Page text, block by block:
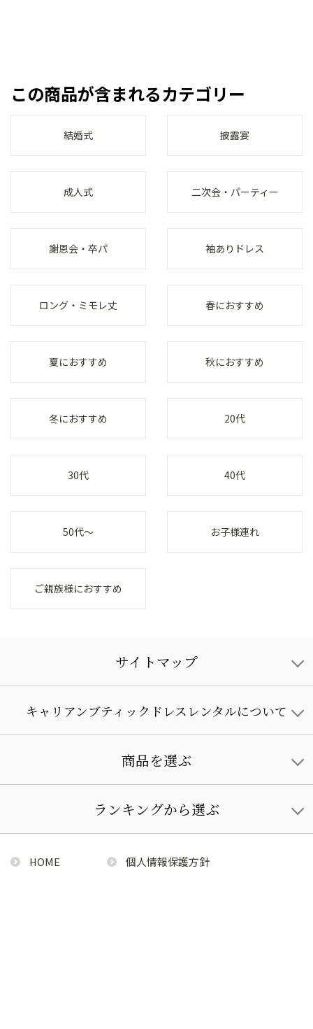
この商品が含まれるカテゴリー
結婚式 披露宴
成人式 二次会・パーティー
謝恩会・卒パ 袖ありドレス
ロング・ミモレ丈 春におすすめ
夏におすすめ 秋におすすめ
冬におすすめ 20代
30代 40代
50代～ お子様連れ
ご親族様におすすめ
サイトマップ
キャリアンブティックドレスレンタルについて
商品を選ぶ
ランキングから選ぶ
HOME 個人情報保護方針